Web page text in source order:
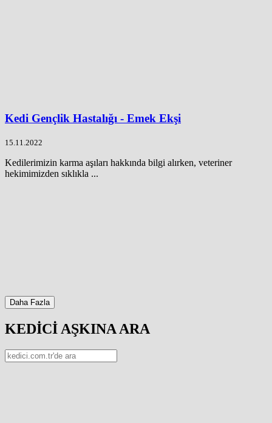
Kedi Gençlik Hastalığı - Emek Ekşi
15.11.2022
Kedilerimizin karma aşıları hakkında bilgi alırken, veteriner
hekimimizden sıklıkla ...
Daha Fazla
KEDİCİ AŞKINA ARA